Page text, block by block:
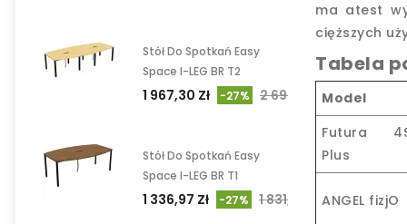
Stół Do Spotkań Easy
Space I-LEG BR T2
1 967,30 Zł -27% 2 694,93 Zł
Stół Do Spotkań Easy
Space I-LEG BR T1
1 336,97 Zł -27% 1 831,47 Zł
ma atest
cięższych
Tabela
Model
Futura
Plus
ANGEL fizjO